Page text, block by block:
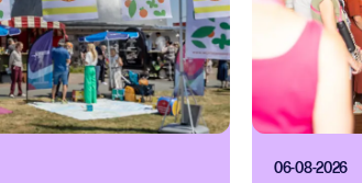
06-08-2026